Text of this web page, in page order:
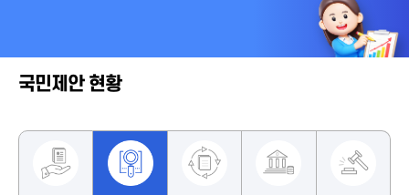
국민제안 현황